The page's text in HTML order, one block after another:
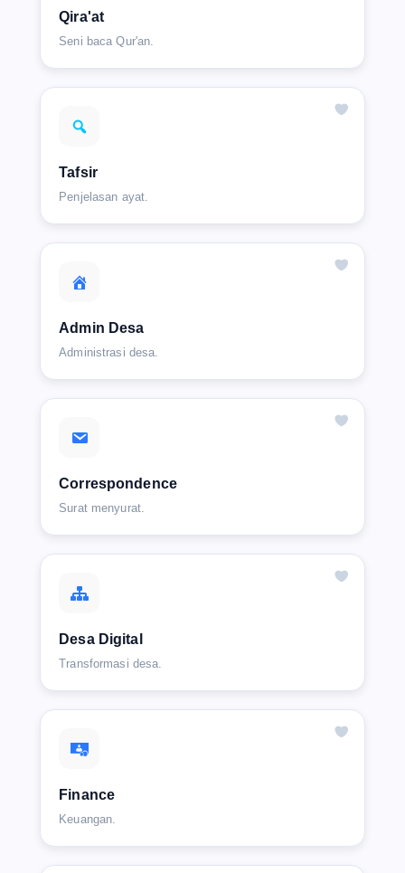
Qira'at
Seni baca Qur'an.
Tafsir
Penjelasan ayat.
Admin Desa
Administrasi desa.
Correspondence
Surat menyurat.
Desa Digital
Transformasi desa.
Finance
Keuangan.